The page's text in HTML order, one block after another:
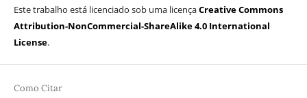
Este trabalho está licenciado sob uma licençaCreative Commons
Attribution-NonCommercial-ShareAlike 4.0 International
License.
Como Citar